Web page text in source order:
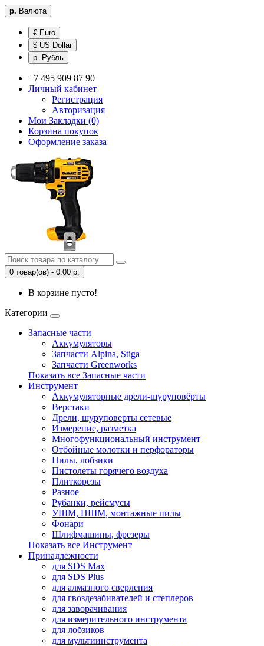
р. Валюта
€ Euro
$ US Dollar
р. Рубль
+7 495 909 87 90
Личный кабинет
Регистрация
Авторизация
Мои Закладки (0)
Корзина покупок
Оформление заказа
0 товар(ов) - 0.00 р.
В корзине пусто!
Категории
Запасные части
Аккумуляторы
Запчасти Alpina, Stiga
Запчасти Greenworks
Показать все Запасные части
Инструмент
Аккумуляторные дрели-шуруповёрты
Верстаки
Дрели, шуруповерты сетевые
Измерение, разметка
Многофункциональный инструмент
Отбойные молотки и перфораторы
Пилы, лобзики
Пистолеты горячего воздуха
Плиткорезы
Разное
Рубанки, рейсмусы
УШМ, ПШМ, монтажные пилы
Фонари
Шлифмашины, фрезеры
Показать все Инструмент
Принадлежности
для SDS Max
для SDS Plus
для алмазного сверления
для гвоздезабивателей и степлеров
для заворачивания
для измерительного инструмента
для лобзиков
для мультиинструмента